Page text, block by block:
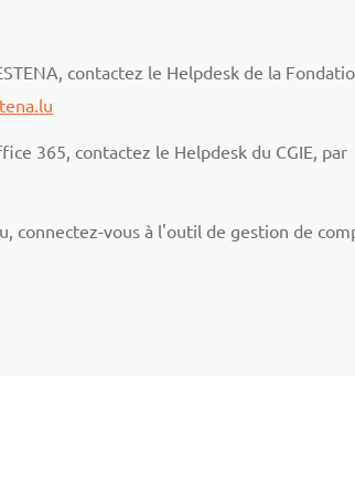
contactez le Helpdesk de la
365, contactez le Helpdesk du CGIE, par
connectez-vous à l'outil de gestion de